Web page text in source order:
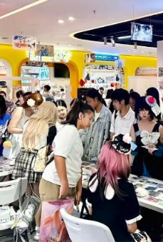
”。而党建引领下的文
工作机制，其核心，不
的平台。
玩玩”的场景革命
何落地？